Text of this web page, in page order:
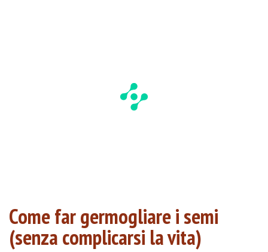
Come far germogliare i semi
(senza complicarsi la vita)